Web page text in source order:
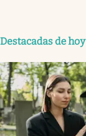
Destacadas de hoy